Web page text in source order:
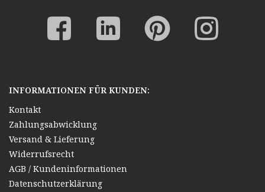
INFORMATIONEN FÜR KUNDEN:
Kontakt
Zahlungsabwicklung
Versand & Lieferung
Widerrufsrecht
AGB / Kundeninformationen
Datenschutzerklärung